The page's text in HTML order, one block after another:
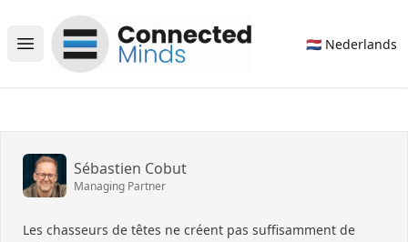
Open main menu
Connected Minds
🇳🇱 Nederlands
Sébastien Cobut
Managing Partner
Les chasseurs de têtes ne créent pas suffisamment de